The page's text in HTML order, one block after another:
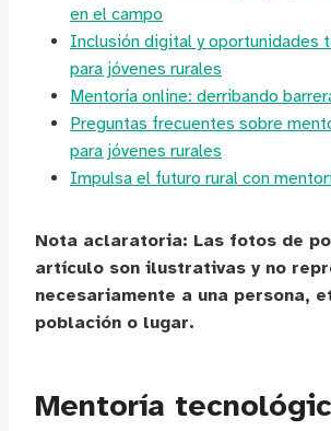
en el campo
Inclusión digital y oportunidades
para jóvenes rurales
Mentoría online: derribando
Preguntas frecuentes sobre
para jóvenes rurales
Impulsa el futuro rural con
Nota aclaratoria: Las fotos de
artículo son ilustrativas y no
necesariamente a una persona,
población o lugar.
Mentoría